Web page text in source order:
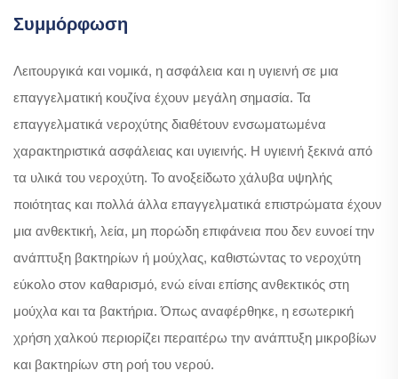
Συμμόρφωση
Λειτουργικά και νομικά, η ασφάλεια και η υγιεινή σε μια
επαγγελματική κουζίνα έχουν μεγάλη σημασία. Τα
επαγγελματικά νεροχύτης διαθέτουν ενσωματωμένα
χαρακτηριστικά ασφάλειας και υγιεινής. Η υγιεινή ξεκινά από
τα υλικά του νεροχύτη. Το ανοξείδωτο χάλυβα υψηλής
ποιότητας και πολλά άλλα επαγγελματικά επιστρώματα έχουν
μια ανθεκτική, λεία, μη πορώδη επιφάνεια που δεν ευνοεί την
ανάπτυξη βακτηρίων ή μούχλας, καθιστώντας το νεροχύτη
εύκολο στον καθαρισμό, ενώ είναι επίσης ανθεκτικός στη
μούχλα και τα βακτήρια. Όπως αναφέρθηκε, η εσωτερική
χρήση χαλκού περιορίζει περαιτέρω την ανάπτυξη μικροβίων
και βακτηρίων στη ροή του νερού.